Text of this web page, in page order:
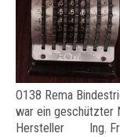
O138 Rema
war ein geschützter
Hersteller Ing.